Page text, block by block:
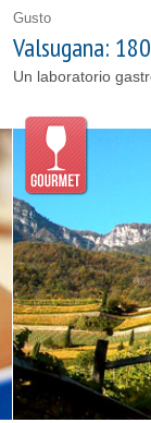
Gusto
Valsugana:
Un laboratorio